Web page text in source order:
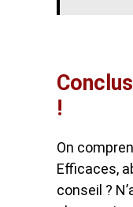
!
On
Efficaces,
conseil ?